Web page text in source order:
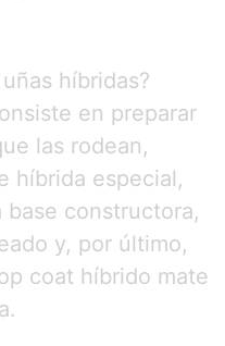
híbridas?
en preparar
las rodean,
híbrida especial,
base constructora,
y, por último,
coat híbrido mate